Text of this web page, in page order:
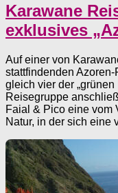
Karawane
exklusives
Auf einer von
stattfindenden
gleich vier der
Reisegruppe
Faial & Pico eine vom
Natur, in der sich eine